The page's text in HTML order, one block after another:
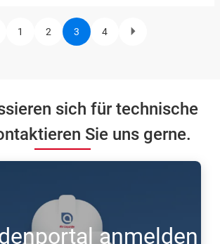
Pagination
Page
1 Page
2
Current
page
3 Page
4
Next
sich für technische
Sie uns gerne.
anmelden